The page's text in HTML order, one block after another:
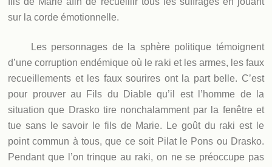
sur la corde émotionnelle.
Les personnages de la sphère politique témoignent
d’une corruption endémique où le raki et les armes, les faux
recueillements et les faux sourires ont la part belle. C’est
pour prouver au Fils du Diable qu’il est l’homme de la
situation que Drasko tire nonchalamment par la fenêtre et
tue sans le savoir le fils de Marie. Le goût du raki est le
point commun à tous, que ce soit Pilat le Pons ou Drasko.
Pendant que l’on trinque au raki, on ne se préoccupe pas